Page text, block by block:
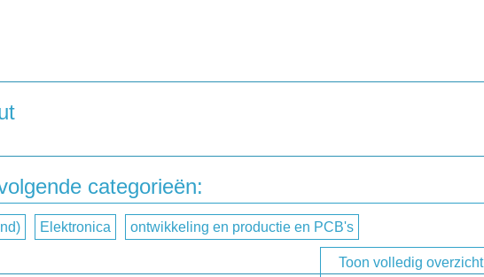
categorieën:
Elektronica ontwikkeling en productie en PCB's
Toon volledig overzicht